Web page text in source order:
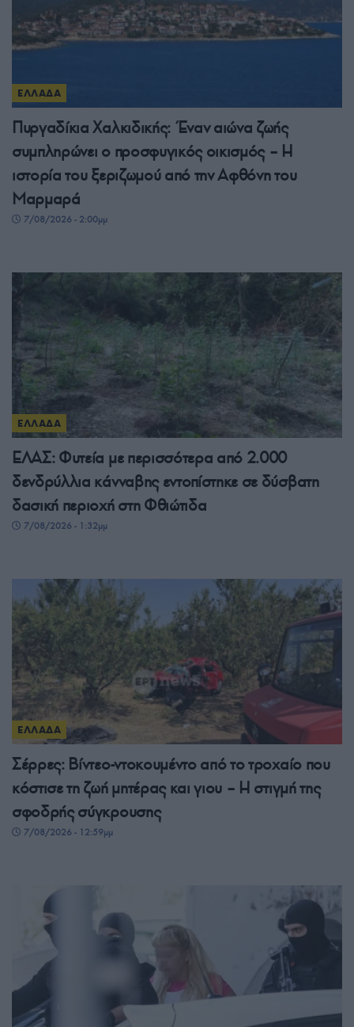
ΕΛΛΑΔΑ
Πυργαδίκια Χαλκιδικής: Έναν αιώνα ζωής
συμπληρώνει ο προσφυγικός οικισμός – Η
ιστορία του ξεριζωμού από την Αφθόνη του
Μαρμαρά
7/08/2026 - 2:00μμ
ΕΛΛΑΔΑ
ΕΛΑΣ: Φυτεία με περισσότερα από 2.000
δενδρύλλια κάνναβης εντοπίστηκε σε δύσβατη
δασική περιοχή στη Φθιώτιδα
7/08/2026 - 1:32μμ
ΕΛΛΑΔΑ
Σέρρες: Βίντεο-ντοκουμέντο από το τροχαίο που
κόστισε τη ζωή μητέρας και γιου – Η στιγμή της
σφοδρής σύγκρουσης
7/08/2026 - 12:59μμ